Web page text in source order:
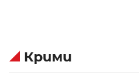
Крими